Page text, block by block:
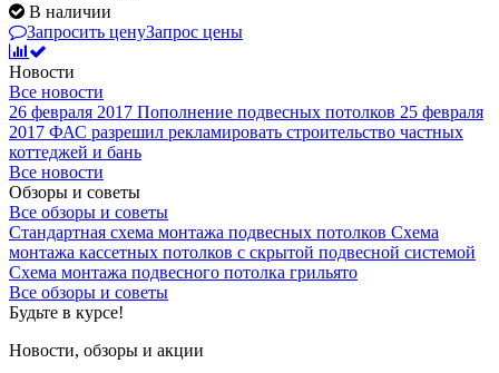
В наличии
Запросить ценуЗапрос цены
Новости
Все новости
26 февраля 2017 Пополнение подвесных потолков 25 февраля
2017 ФАС разрешил рекламировать строительство частных
коттеджей и бань
Все новости
Обзоры и советы
Все обзоры и советы
Стандартная схема монтажа подвесных потолков Схема
монтажа кассетных потолков с скрытой подвесной системой
Схема монтажа подвесного потолка грильято
Все обзоры и советы
Будьте в курсе!
Новости, обзоры и акции